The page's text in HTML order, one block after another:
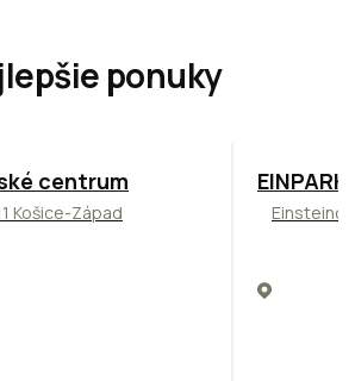
ponuky
centrum
Košice-Západ
TOP